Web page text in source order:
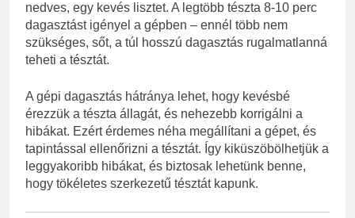
nedves, egy kevés lisztet. A legtöbb tészta 8-10 perc
dagasztást igényel a gépben – ennél több nem
szükséges, sőt, a túl hosszú dagasztás rugalmatlanná
teheti a tésztát.
A gépi dagasztás hátránya lehet, hogy kevésbé
érezzük a tészta állagát, és nehezebb korrigálni a
hibákat. Ezért érdemes néha megállítani a gépet, és
tapintással ellenőrizni a tésztát. Így kiküszöbölhetjük a
leggyakoribb hibákat, és biztosak lehetünk benne,
hogy tökéletes szerkezetű tésztát kapunk.